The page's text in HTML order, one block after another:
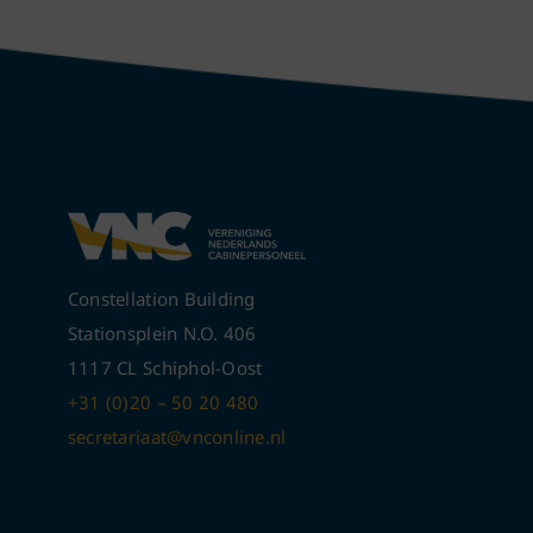
Constellation Building
Stationsplein N.O. 406
1117 CL Schiphol-Oost
+31 (0)20 – 50 20 480
secretariaat@vnconline.nl